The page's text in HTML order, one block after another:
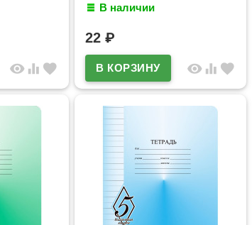
visibility equalizer favorite
В наличии
22₽
visibility equalizer favorite